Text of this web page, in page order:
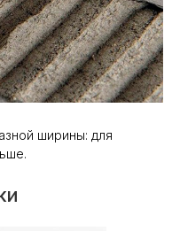
ширины: для